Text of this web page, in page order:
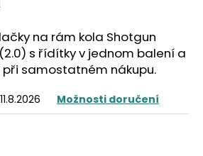
na rám kola Shotgun
s řídítky v jednom balení a
při samostatném nákupu.
11.8.2026 Možnosti doručení